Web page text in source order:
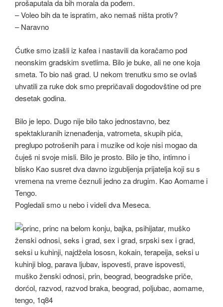
prošaputala da bih morala da pođem.
– Voleo bih da te ispratim, ako nemaš ništa protiv?
– Naravno
Ćutke smo izašli iz kafea i nastavili da koračamo pod
neonskim gradskim svetlima. Bilo je buke, ali ne one koja
smeta. To bio naš grad. U nekom trenutku smo se ovlaš
uhvatili za ruke dok smo prepričavali dogodovštine od pre
desetak godina.
Bilo je lepo. Dugo nije bilo tako jednostavno, bez
spektakluranih iznenađenja, vatrometa, skupih pića,
preglupo potrošenih para i muzike od koje nisi mogao da
čuješ ni svoje misli. Bilo je prosto. Bilo je tiho, intimno i
blisko Kao susret dva davno izgubljenja prijatelja koji su s
vremena na vreme čeznuli jedno za drugim. Kao Aomame i
Tengo.
Pogledali smo u nebo i videli dva Meseca.